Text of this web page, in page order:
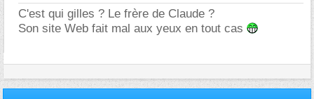
C'est qui gilles ? Le frère de Claude ?
Son site Web fait mal aux yeux en tout cas